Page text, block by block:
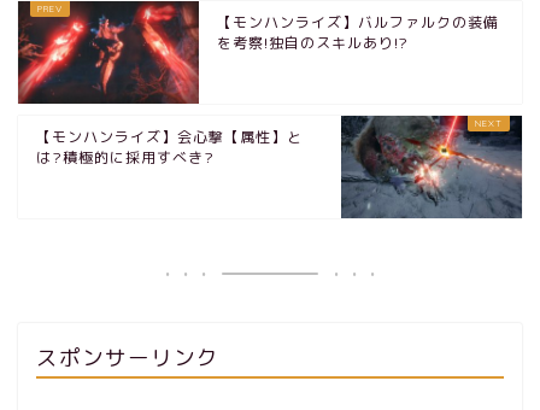
【モンハンライズ】バルファルクの装備
を考察!独自のスキルあり!?
【モンハンライズ】会心撃【属性】と
は?積極的に採用すべき?
スポンサーリンク